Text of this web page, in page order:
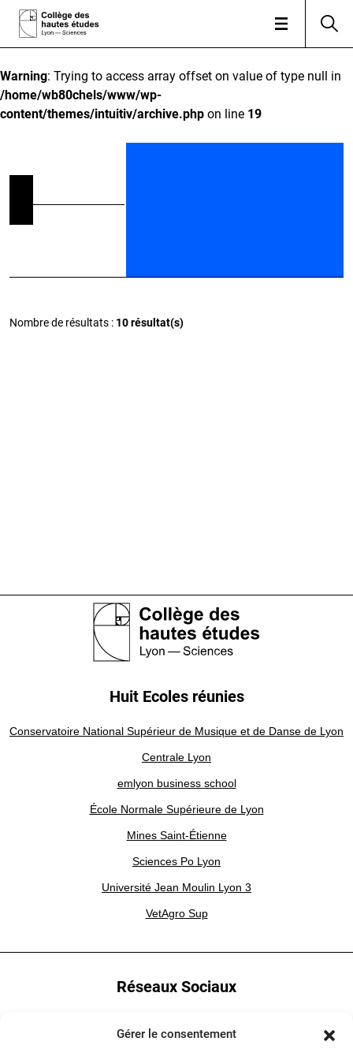
Gérer le consentement
Warning: Trying to access array offset on value of type null in
/home/wb80chels/www/wp-
content/themes/intuitiv/archive.php on line 19
Nombre de résultats : 10 résultat(s)
Huit Ecoles réunies
Conservatoire National Supérieur de Musique et de Danse de Lyon
Centrale Lyon
emlyon business school
École Normale Supérieure de Lyon
Mines Saint-Étienne
Sciences Po Lyon
Université Jean Moulin Lyon 3
VetAgro Sup
Réseaux Sociaux